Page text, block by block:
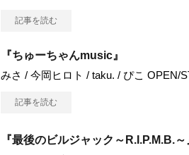
記事を読む
『ちゅーちゃんmusic』
みさ / 今岡ヒロト / taku. / ぴこ OPEN/
記事を読む
『最後のビルジャック～R.I.P.M.B.～